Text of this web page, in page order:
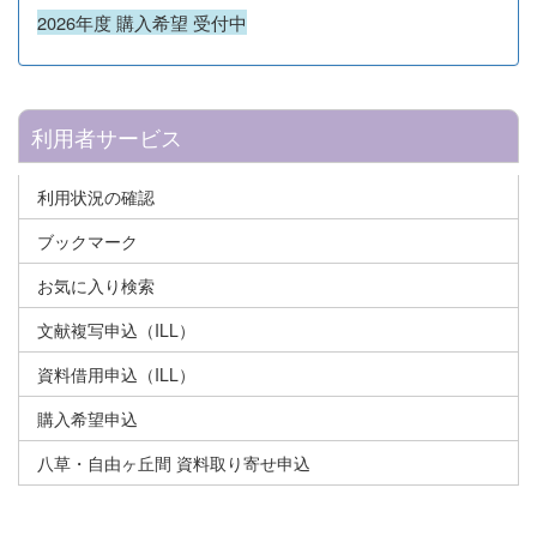
2026年度 購入希望 受付中
利用者サービス
利用状況の確認
ブックマーク
お気に入り検索
文献複写申込（ILL）
資料借用申込（ILL）
購入希望申込
八草・自由ヶ丘間 資料取り寄せ申込